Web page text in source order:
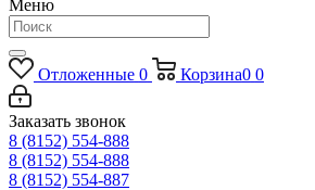
Меню
Отложенные 0 Корзина0 0
Заказать звонок
8 (8152) 554-888
8 (8152) 554-888
8 (8152) 554-887